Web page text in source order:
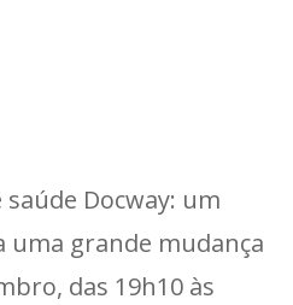
Docway: um
uma grande mudança
das 19h10 às